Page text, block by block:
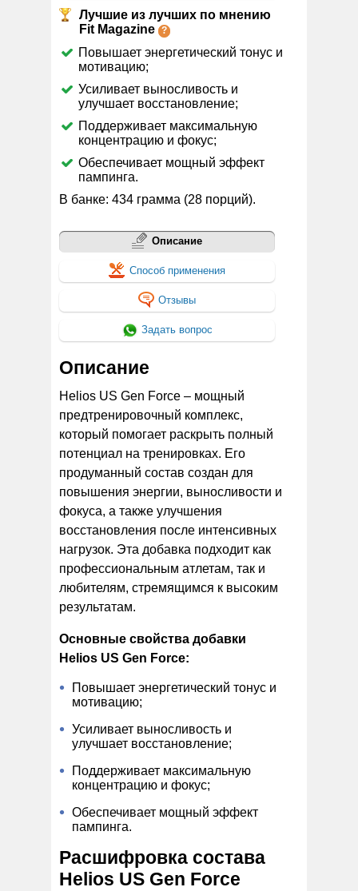
Лучшие из лучших по мнению
Fit Magazine
Повышает энергетический тонус и
мотивацию;
Усиливает выносливость и
улучшает восстановление;
Поддерживает максимальную
концентрацию и фокус;
Обеспечивает мощный эффект
пампинга.
В банке: 434 грамма (28 порций).
Описание
Способ применения
Отзывы
Задать вопрос
Описание
Helios US Gen Force – мощный
предтренировочный комплекс,
который помогает раскрыть полный
потенциал на тренировках. Его
продуманный состав создан для
повышения энергии, выносливости и
фокуса, а также улучшения
восстановления после интенсивных
нагрузок. Эта добавка подходит как
профессиональным атлетам, так и
любителям, стремящимся к высоким
результатам.
Основные свойства добавки
Helios US Gen Force:
Повышает энергетический тонус и
мотивацию;
Усиливает выносливость и
улучшает восстановление;
Поддерживает максимальную
концентрацию и фокус;
Обеспечивает мощный эффект
пампинга.
Расшифровка состава
Helios US Gen Force